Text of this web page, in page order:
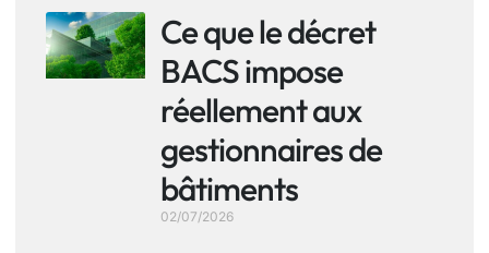
Ce que le décret
BACS impose
réellement aux
gestionnaires de
bâtiments
02/07/2026